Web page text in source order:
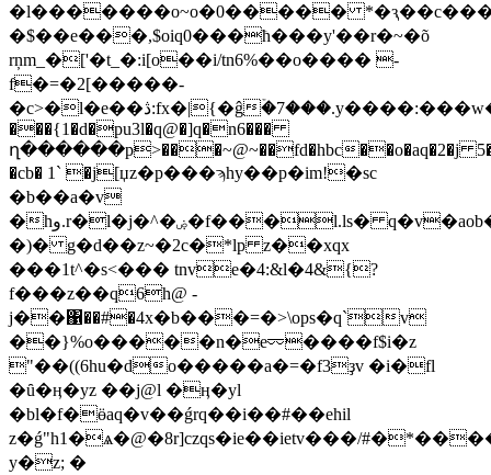
�l�������o~o�0�����
�$��e���,$oiq0���ћ���y'��r�~�õ
rņm_�['�t_�:i[o��i/tn6%��o���� -
f�=�2[�����-
�c>�l�e��ڎ:fx�|{�ĝۡ�7���.y����:���w��ڴ:���(b�f�!
���{1�d�pu3l�q@�]q�n6���
ղ������p>���~@~��fd�hbc��o�aq�2�j
�cb� 1` �j[џz�p���ϡhy��p�im!�sc
�b��a�v
�hو.r�l�j�^�ۻ�f���l.ls� q�v�aob��ju͊f�-
�)� g�d��z~�2c�*lp z��xqx
���1t^�s<��� tnve�4:&l�4&{?
f���z��q6h@ -
j��΁��#�4x�b���=�>\ops�q`v
��}%o�����n�e⏔����f$i�z
"��((6hu�do�����a�=�f3ҙv �i�fl
�ȗ�ӊ�yz ��j@l �ӊ�yl
�bl�f�ӫaq�v��ǵrq��i��#��ehil
z�ǵ"h1�ѧ�@�8r]czqs�ie��ietv���/
y�z; �